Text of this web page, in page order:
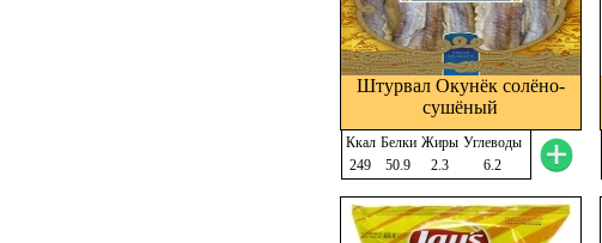
Штурвал Окунёк солёно-
сушёный
Ккал Белки Жиры Углеводы
249
50.9 2.3 6.2